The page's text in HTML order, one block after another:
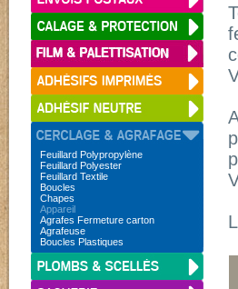
Feuillard Polypropylène
Feuillard Polyester
Feuillard Textile
Boucles
Chapes
Appareil
Agrafes Fermeture carton
Agrafeuse
Boucles Plastiques